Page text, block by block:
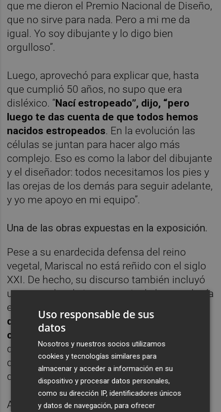
que me dieron el Premio Nacional de Diseño,
que no sirve para nada. Pero a mi me da
igual. Yo soy dibujante y lo digo bien
orgulloso”.
Luego, aprovechó para explicar que, hasta
que cumplió 50 años, no supo que era
disléxico. “Nací estropeado”, dijo, “pero
luego te das cuenta de que todos hemos
nacidos estropeados. En la evolución las
células se juntan para hacer algo más
complejo. Eso es como la labor del dibujante
y el diseñador: todos necesitamos los pies y
las orejas de los demás para seguir adelante,
y yo me apoyo en mi equipo”.
Una de las obras expuestas en la exposición.
Pese a su enardecida defensa del reino
vegetal, Mariscal no está reñido con el siglo
XXI. De hecho, su discurso también incluyó
un recuerdo a la importancia de la tecnología
en la labor del dibujante. "
No hay que olvidar
que un ordenador es una herramienta,
como lo es un lápiz o un pincel
que usarlo, sólo no hace nada. No basta con
decirle 'hazme unos garriri follando, tienes
que dibujarlos tú".
Además reconoció su afición a utilizar la
Uso responsable de sus
datos
Nosotros y nuestros socios utilizamos
cookies y tecnologías similares para
almacenar y acceder a información en su
dispositivo y procesar datos personales,
como su dirección IP, identificadores únicos
y datos de navegación, para ofrecer